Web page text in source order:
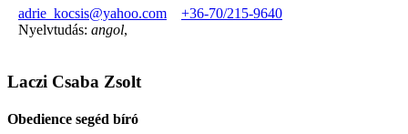
adrie_kocsis@yahoo.com
+36-70/215-9640
Nyelvtudás: angol,
Laczi Csaba Zsolt
Obedience segéd bíró